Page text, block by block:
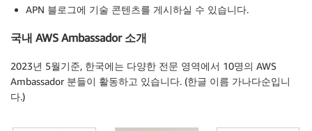
APN 블로그에 기술 콘텐츠를 게시하실 수 있습니다.
국내 AWS Ambassador 소개
2023년 5월기준, 한국에는 다양한 전문 영역에서 10명의 AWS
Ambassador 분들이 활동하고 있습니다. (한글 이름 가나다순입니
다.)